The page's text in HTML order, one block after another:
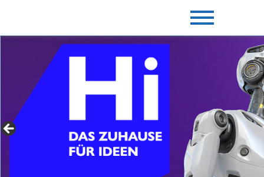
» Für Gründer mit Extras
► jetzt mehr erfahren